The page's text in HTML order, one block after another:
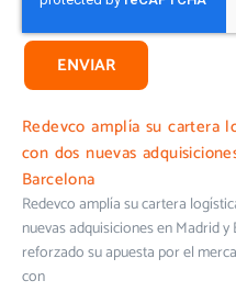
ENVIAR
Redevco amplía su cartera
con dos nuevas
Barcelona
Redevco amplía su cartera
nuevas adquisiciones en Madrid
reforzado su apuesta por el
con